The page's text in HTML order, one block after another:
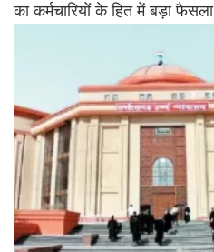
का कर्मचारियों के हित में बड़ा फैसला